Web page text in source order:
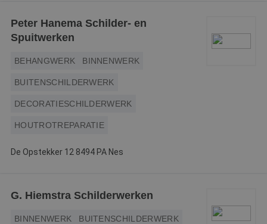
Peter Hanema Schilder- en
Spuitwerken
BEHANGWERK BINNENWERK
BUITENSCHILDERWERK
DECORATIESCHILDERWERK
HOUTROTREPARATIE
De Opstekker 12 8494 PA Nes
G. Hiemstra Schilderwerken
BINNENWERK BUITENSCHILDERWERK